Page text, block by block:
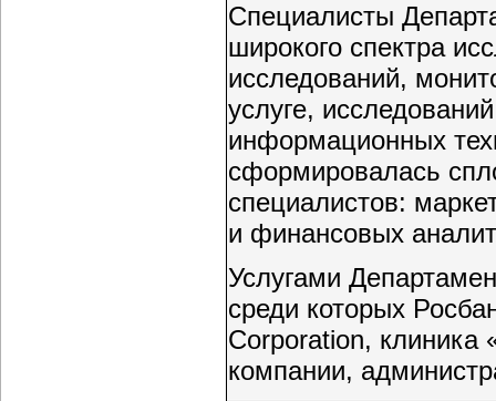
Специалисты
широкого спектра
исследований,
услуге,
информационных
сформировалась
специалистов:
и финансовых
Услугами
среди которых
Corporation,
компании,